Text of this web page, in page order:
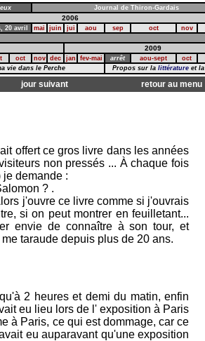
Journal de Thiron-Gardais
2006
20 avril mai juin jui aou sep oct nov
2009
oct nov dec jan fev-mai arrêt aou-sept oct
vie dans le Perche Propos sur la littérature et la
jour suivant retour au menu
offert ce gros livre dans les années
non pressés ... À chaque fois
je demande :
? .
j'ouvre ce livre comme si j'ouvrais
si on peut montrer en feuilletant...
envie de connaître à son tour, et
taraude depuis plus de 20 ans.
2 heures et demi du matin, enfin
eu lieu lors de l' exposition à Paris
à Paris, ce qui est dommage, car ce
eu auparavant qu'une exposition